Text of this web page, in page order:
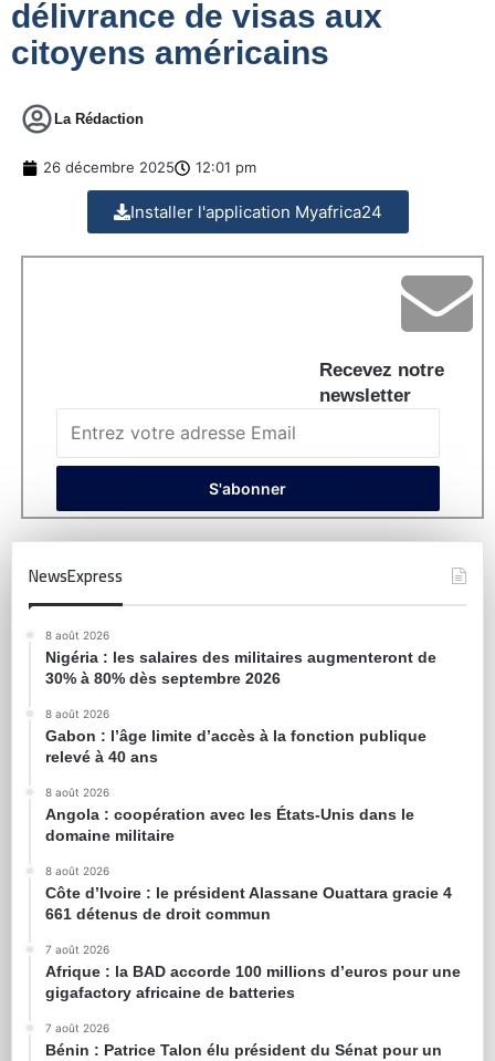
délivrance de visas aux
citoyens américains
La Rédaction
26 décembre 2025 12:01 pm
Installer l'application Myafrica24
Recevez notre
newsletter
NewsExpress
8 août 2026
Nigéria : les salaires des militaires augmenteront de
30% à 80% dès septembre 2026
8 août 2026
Gabon : l’âge limite d’accès à la fonction publique
relevé à 40 ans
8 août 2026
Angola : coopération avec les États-Unis dans le
domaine militaire
8 août 2026
Côte d’Ivoire : le président Alassane Ouattara gracie 4
661 détenus de droit commun
7 août 2026
Afrique : la BAD accorde 100 millions d’euros pour une
gigafactory africaine de batteries
7 août 2026
Bénin : Patrice Talon élu président du Sénat pour un